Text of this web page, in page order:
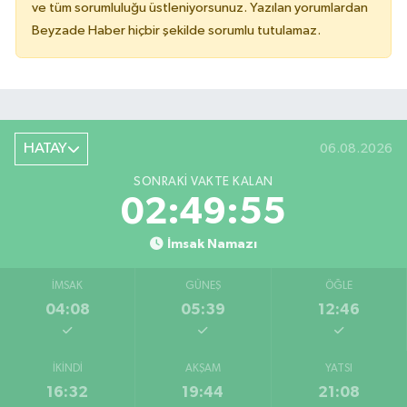
ve tüm sorumluluğu üstleniyorsunuz. Yazılan yorumlardan
Beyzade Haber hiçbir şekilde sorumlu tutulamaz.
HATAY 06.08.2026
SONRAKI VAKTE KALAN
02:49:55
İmsak Namazı
İMSAK
04:08
GÜNEŞ
05:39
ÖĞLE
12:46
İKINDI
16:32
AKŞAM
19:44
YATSI
21:08